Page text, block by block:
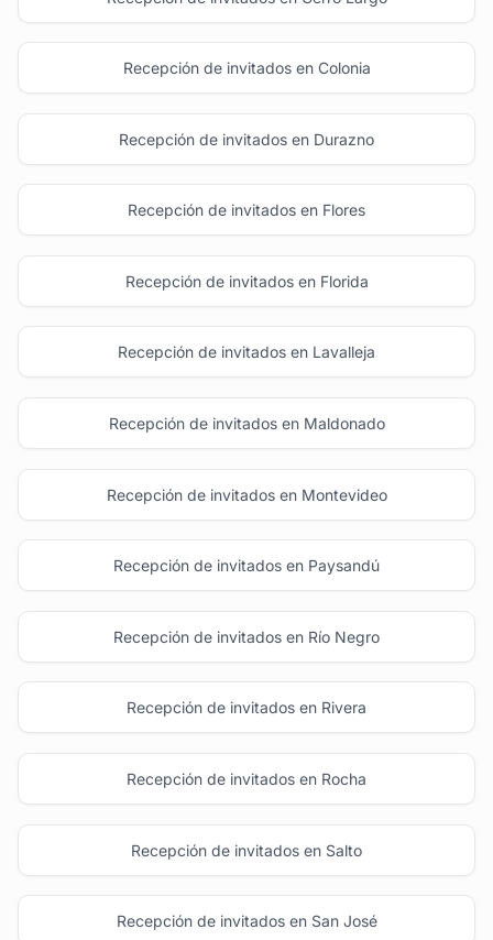
Recepción de invitados en Colonia
Recepción de invitados en Durazno
Recepción de invitados en Flores
Recepción de invitados en Florida
Recepción de invitados en Lavalleja
Recepción de invitados en Maldonado
Recepción de invitados en Montevideo
Recepción de invitados en Paysandú
Recepción de invitados en Río Negro
Recepción de invitados en Rivera
Recepción de invitados en Rocha
Recepción de invitados en Salto
Recepción de invitados en San José